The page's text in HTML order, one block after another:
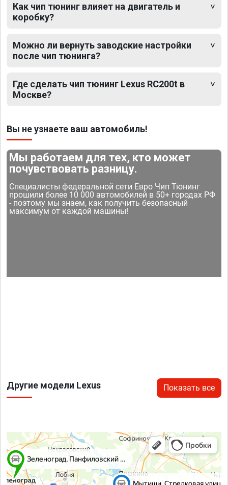
Как чип тюнинг влияет на двигатель и
коробку?
Можно ли вернуть заводские настройки
после чип тюнинга?
Где сделать чип тюнинг Lexus RC200t в
Москве?
Вы не узнаете ваш автомобиль!
Мы работаем для тех, кто может
почувствовать разницу.
Специалисты федеральной сети Евро Чип Тюнинг
прошили более 10 000 автомобилей в 50+ городах РФ
- поэтому мы знаем, как получить безопасный
максимум от каждой машины!
Другие модели Lexus Показать все